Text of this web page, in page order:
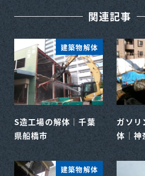
関連記事
建築物解体
S造工場の解体｜千葉
県船橋市
ガソリ
体｜神
建築物解体